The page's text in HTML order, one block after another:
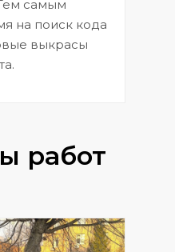
самым
на поиск кода
выкрасы
работ